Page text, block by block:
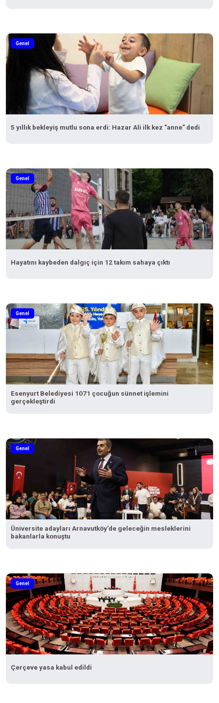
Genel
5 yıllık bekleyiş mutlu sona erdi: Hazar Ali ilk kez "anne" dedi
Genel
Hayatını kaybeden dalgıç için 12 takım sahaya çıktı
Genel
Esenyurt Belediyesi 1071 çocuğun sünnet işlemini
gerçekleştirdi
Genel
Üniversite adayları Arnavutköy’de geleceğin mesleklerini
bakanlarla konuştu
Genel
Çerçeve yasa kabul edildi